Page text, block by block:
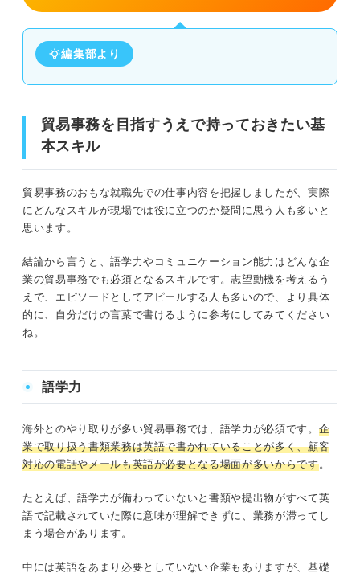
編集部より
貿易事務を目指すうえで持っておきたい基
本スキル
貿易事務のおもな就職先での仕事内容を把握しましたが、実際
にどんなスキルが現場では役に立つのか疑問に思う人も多いと
思います。
結論から言うと、語学力やコミュニケーション能力はどんな企
業の貿易事務でも必須となるスキルです。志望動機を考えるう
えで、エピソードとしてアピールする人も多いので、より具体
的に、自分だけの言葉で書けるように参考にしてみてください
ね。
語学力
海外とのやり取りが多い貿易事務では、語学力が必須です。 企
業で取り扱う書類業務は英語で書かれていることが多く、顧客
対応の電話やメールも英語が必要となる場面が多いからです。
たとえば、語学力が備わっていないと書類や提出物がすべて英
語で記載されていた際に意味が理解できずに、業務が滞ってし
まう場合があります。
中には英語をあまり必要としていない企業もありますが、基礎